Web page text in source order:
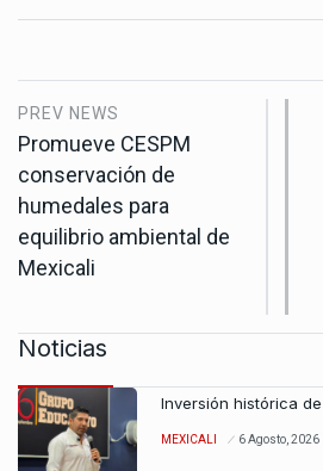
PREV NEWS
Promueve CESPM
conservación de
humedales para
equilibrio ambiental de
Mexicali
Noticias
Inversión histórica
MEXICALI 6 Agosto, 2026